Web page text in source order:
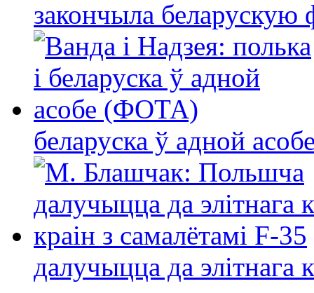
закончыла беларускую
беларуска ў адной
далучыцца да элітнага